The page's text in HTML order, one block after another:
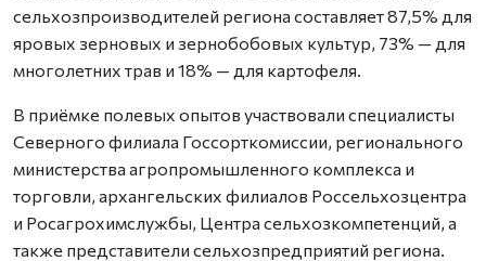
сельхозпроизводителей региона составляет 87,5% для
яровых зерновых и зернобобовых культур, 73% — для
многолетних трав и 18% — для картофеля.
В приёмке полевых опытов участвовали специалисты
Северного филиала Госсорткомиссии, регионального
министерства агропромышленного комплекса и
торговли, архангельских филиалов Россельхозцентра
и Росагрохимслужбы, Центра сельхозкомпетенций, а
также представители сельхозпредприятий региона.